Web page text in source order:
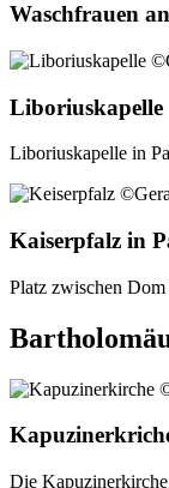
Waschfrauen
Liboriuskapelle
Liboriuskapelle in
Kaiserpfalz in
Platz zwischen
Die